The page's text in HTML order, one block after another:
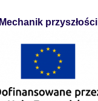
Mechanik przyszłości